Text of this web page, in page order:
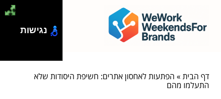
דף הבית» הפתעות לאחסון אתרים: חשיפת היסודות שלא
התעלמו מהם
נגישות